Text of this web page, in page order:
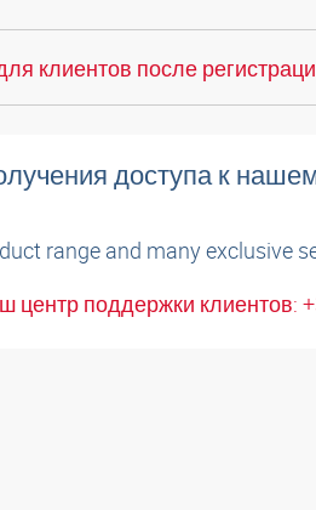
клиентов после
доступа к
range and many exclusive
центр поддержки клиентов: